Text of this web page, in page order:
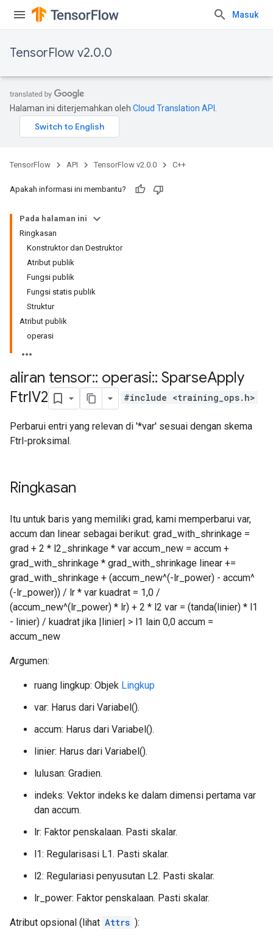
Masuk
TensorFlow v2.0.0
Halaman ini diterjemahkan oleh Cloud Translation API
TensorFlow API TensorFlow v2.0.0 C++
Apakah informasi ini membantu?
Pada halaman ini
Ringkasan
Konstruktor dan Destruktor
Atribut publik
Fungsi publik
Fungsi statis publik
Struktur
Atribut publik
operasi
aliran tensor:: operasi:: SparseApply
FtrlV2 #include <training_ops.h>
Perbarui entri yang relevan di '*var' sesuai dengan skema
Ftrl-proksimal.
Ringkasan
Itu untuk baris yang memiliki grad, kami memperbarui var,
accum dan linear sebagai berikut: grad_with_shrinkage =
grad + 2 * l2_shrinkage * var accum_new = accum +
grad_with_shrinkage * grad_with_shrinkage linear +=
grad_with_shrinkage + (accum_new^(-lr_power) - accum^
(-lr_power)) / lr * var kuadrat = 1,0 /
(accum_new^(lr_power) * lr) + 2 * l2 var = (tanda(linier) * l1
- linier) / kuadrat jika |linier| > l1 lain 0,0 accum =
accum_new
Argumen:
ruang lingkup: Objek Lingkup
var: Harus dari Variabel().
accum: Harus dari Variabel().
linier: Harus dari Variabel().
lulusan: Gradien.
indeks: Vektor indeks ke dalam dimensi pertama var
dan accum.
lr: Faktor penskalaan. Pasti skalar.
l1: Regularisasi L1. Pasti skalar.
l2: Regulariasi penyusutan L2. Pasti skalar.
lr_power: Faktor penskalaan. Pasti skalar.
Atribut opsional (lihat Attrs ):